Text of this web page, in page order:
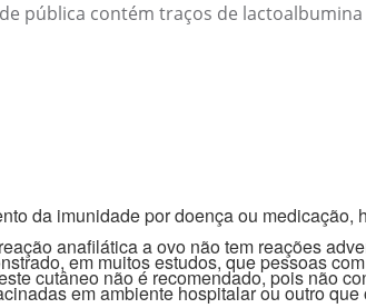
pública contém traços de
da imunidade por doença ou
anafilática a ovo não tem reações
em muitos estudos, que pessoas
cutâneo não é recomendado, pois não
em ambiente hospitalar ou outro